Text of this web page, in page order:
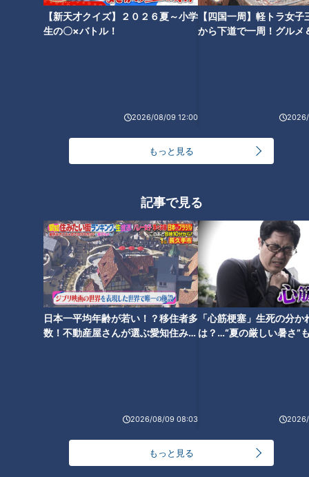
【新天才クイズ】２０２６夏～小学
生の〇×バトル！
2026/08/09 12:00
【四国一周】軽トラ女子
から下道で一周！グルメ
もっと見る
記事で見る
日本一平均年齢が若い！？移住者多
数！不動産屋さんが選ぶ愛知住みた
2026/08/09 08:03
「心筋梗塞」生死の分か
は？…“夏の厳しい暑さ”
もっと見る
ちなみに知多半島出身の筆者は、黄飯の存在を知りませんでし
た。名古屋で家庭を持って男の子が生まれた後も、知多と三河
レンジや蒸し器でほんのちょっと温めると、もち米のもっちり
感がよみがえっておいしく食べられます。
はん）」は黒豆が入っておらず、出されるのは大晦日や祝いの
席。スペインのパエリアを模したとの説もあります。静岡県の
「染飯（そめいい）」も黄飯同様くちなしで黄色く炊いたおこ
わですが、黒豆ではなく黒ごまをちらしてあり、季節を問わず
祭りやお祝いの行事に合わせて食べられるそうです。
食べて守りたい「絶滅危惧名古屋めし」